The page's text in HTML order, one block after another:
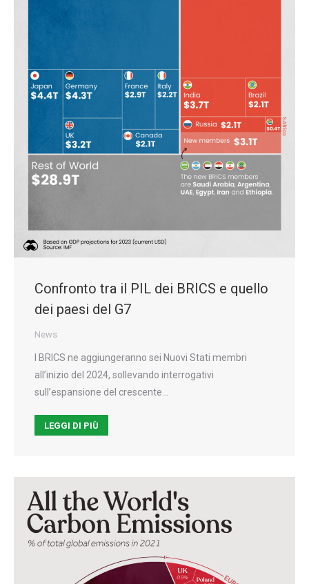
Confronto tra il PIL dei BRICS e quello
dei paesi del G7
News
I BRICS ne aggiungeranno sei Nuovi Stati membri
all’inizio del 2024, sollevando interrogativi
sull’espansione del crescente…
LEGGI DI PIÙ